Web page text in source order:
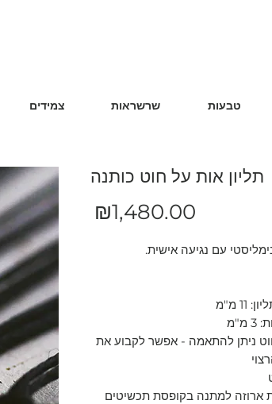
צמידים שרשראות טבעות
תליון אות על חוט כותנה
₪1,480.00 מחיר
עם נגיעה אישית.
מ"מ
ניתן להתאמה - אפשר לקבוע את
ארוזה למתנה בקופסת תכשיטים